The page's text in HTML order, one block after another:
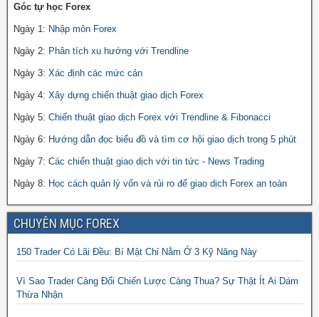
Góc tự học Forex
Ngày 1: Nhập môn Forex
Ngày 2: Phân tích xu hướng với Trendline
Ngày 3: Xác định các mức cản
Ngày 4: Xây dựng chiến thuật giao dịch Forex
Ngày 5: Chiến thuật giao dịch Forex với Trendline & Fibonacci
Ngày 6: Hướng dẫn đọc biểu đồ và tìm cơ hội giao dịch trong 5 phút
Ngày 7: Các chiến thuật giao dịch với tin tức - News Trading
Ngày 8: Học cách quản lý vốn và rủi ro để giao dịch Forex an toàn
CHUYÊN MỤC FOREX
150 Trader Có Lãi Đều: Bí Mật Chỉ Nằm Ở 3 Kỹ Năng Này
Vì Sao Trader Càng Đổi Chiến Lược Càng Thua? Sự Thật Ít Ai Dám
Thừa Nhận